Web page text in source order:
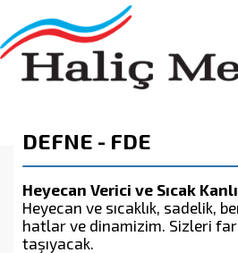
DEFNE - FDE
Heyecan Verici ve Sıcak Kanlı
Heyecan ve sıcaklık, sadelik,
hatlar ve dinamizim. Sizleri
taşıyacak.